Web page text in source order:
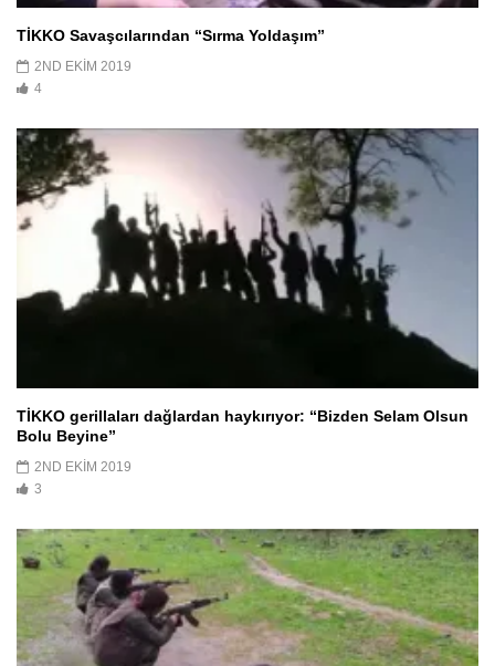
TİKKO Savaşcılarından “Sırma Yoldaşım”
2ND EKIM 2019
4
TİKKO gerillaları dağlardan haykırıyor: “Bizden Selam Olsun
Bolu Beyine”
2ND EKIM 2019
3